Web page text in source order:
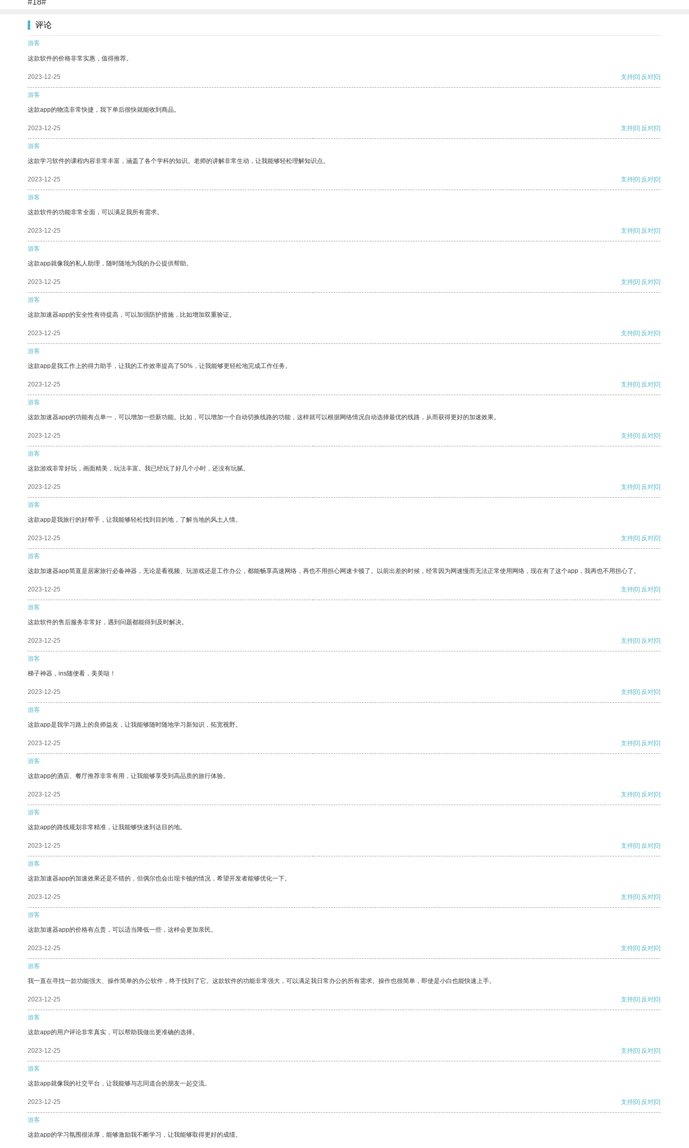
#18#
评论
游客
这款软件的价格非常实惠，值得推荐。
2023-12-25 支持[0] 反对[0]
游客
这款app的物流非常快捷，我下单后很快就能收到商品。
2023-12-25 支持[0] 反对[0]
游客
这款学习软件的课程内容非常丰富，涵盖了各个学科的知识。老师的讲解非常生动，让我能够轻松理解知识点。
2023-12-25 支持[0] 反对[0]
游客
这款软件的功能非常全面，可以满足我所有需求。
2023-12-25 支持[0] 反对[0]
游客
这款app就像我的私人助理，随时随地为我的办公提供帮助。
2023-12-25 支持[0] 反对[0]
游客
这款加速器app的安全性有待提高，可以加强防护措施，比如增加双重验证。
2023-12-25 支持[0] 反对[0]
游客
这款app是我工作上的得力助手，让我的工作效率提高了50%，让我能够更轻松地完成工作任务。
2023-12-25 支持[0] 反对[0]
游客
这款加速器app的功能有点单一，可以增加一些新功能。比如，可以增加一个自动切换线路的功能，这样就可以根据网络情况自动选择最优的线路，从而获得更好的加速效果。
2023-12-25 支持[0] 反对[0]
游客
这款游戏非常好玩，画面精美，玩法丰富。我已经玩了好几个小时，还没有玩腻。
2023-12-25 支持[0] 反对[0]
游客
这款app是我旅行的好帮手，让我能够轻松找到目的地，了解当地的风土人情。
2023-12-25 支持[0] 反对[0]
游客
这款加速器app简直是居家旅行必备神器，无论是看视频、玩游戏还是工作办公，都能畅享高速网络，再也不用担心网速卡顿了。以前出差的时候，经常因为网速慢而无法正常使用网络，现在有了这个app，我再也不用担心了。
2023-12-25 支持[0] 反对[0]
游客
这款软件的售后服务非常好，遇到问题都能得到及时解决。
2023-12-25 支持[0] 反对[0]
游客
梯子神器，ins随便看，美美哒！
2023-12-25 支持[0] 反对[0]
游客
这款app是我学习路上的良师益友，让我能够随时随地学习新知识，拓宽视野。
2023-12-25 支持[0] 反对[0]
游客
这款app的酒店、餐厅推荐非常有用，让我能够享受到高品质的旅行体验。
2023-12-25 支持[0] 反对[0]
游客
这款app的路线规划非常精准，让我能够快速到达目的地。
2023-12-25 支持[0] 反对[0]
游客
这款加速器app的加速效果还是不错的，但偶尔也会出现卡顿的情况，希望开发者能够优化一下。
2023-12-25 支持[0] 反对[0]
游客
这款加速器app的价格有点贵，可以适当降低一些，这样会更加亲民。
2023-12-25 支持[0] 反对[0]
游客
我一直在寻找一款功能强大、操作简单的办公软件，终于找到了它。这款软件的功能非常强大，可以满足我日常办公的所有需求。操作也很简单，即使是小白也能快速上手。
2023-12-25 支持[0] 反对[0]
游客
这款app的用户评论非常真实，可以帮助我做出更准确的选择。
2023-12-25 支持[0] 反对[0]
游客
这款app就像我的社交平台，让我能够与志同道合的朋友一起交流。
2023-12-25 支持[0] 反对[0]
游客
这款app的学习氛围很浓厚，能够激励我不断学习，让我能够取得更好的成绩。